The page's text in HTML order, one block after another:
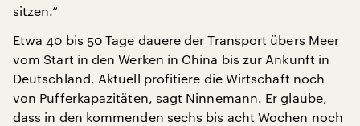
sitzen.“
Etwa 40 bis 50 Tage dauere der Transport übers Meer
vom Start in den Werken in China bis zur Ankunft in
Deutschland. Aktuell profitiere die Wirtschaft noch
von Pufferkapazitäten, sagt Ninnemann. Er glaube,
dass in den kommenden sechs bis acht Wochen noch